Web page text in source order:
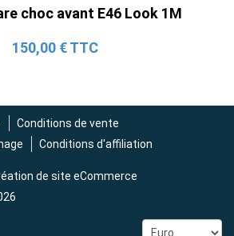
(2015-2023)
2 690,00 € TTC
choc avant E46 Look 1M
150,00 € TTC
Conditions de vente
Conditions d'affiliation
de site eCommerce